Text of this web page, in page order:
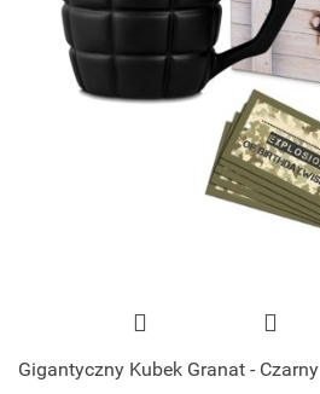
Gigantyczny Kubek Granat - Czarny